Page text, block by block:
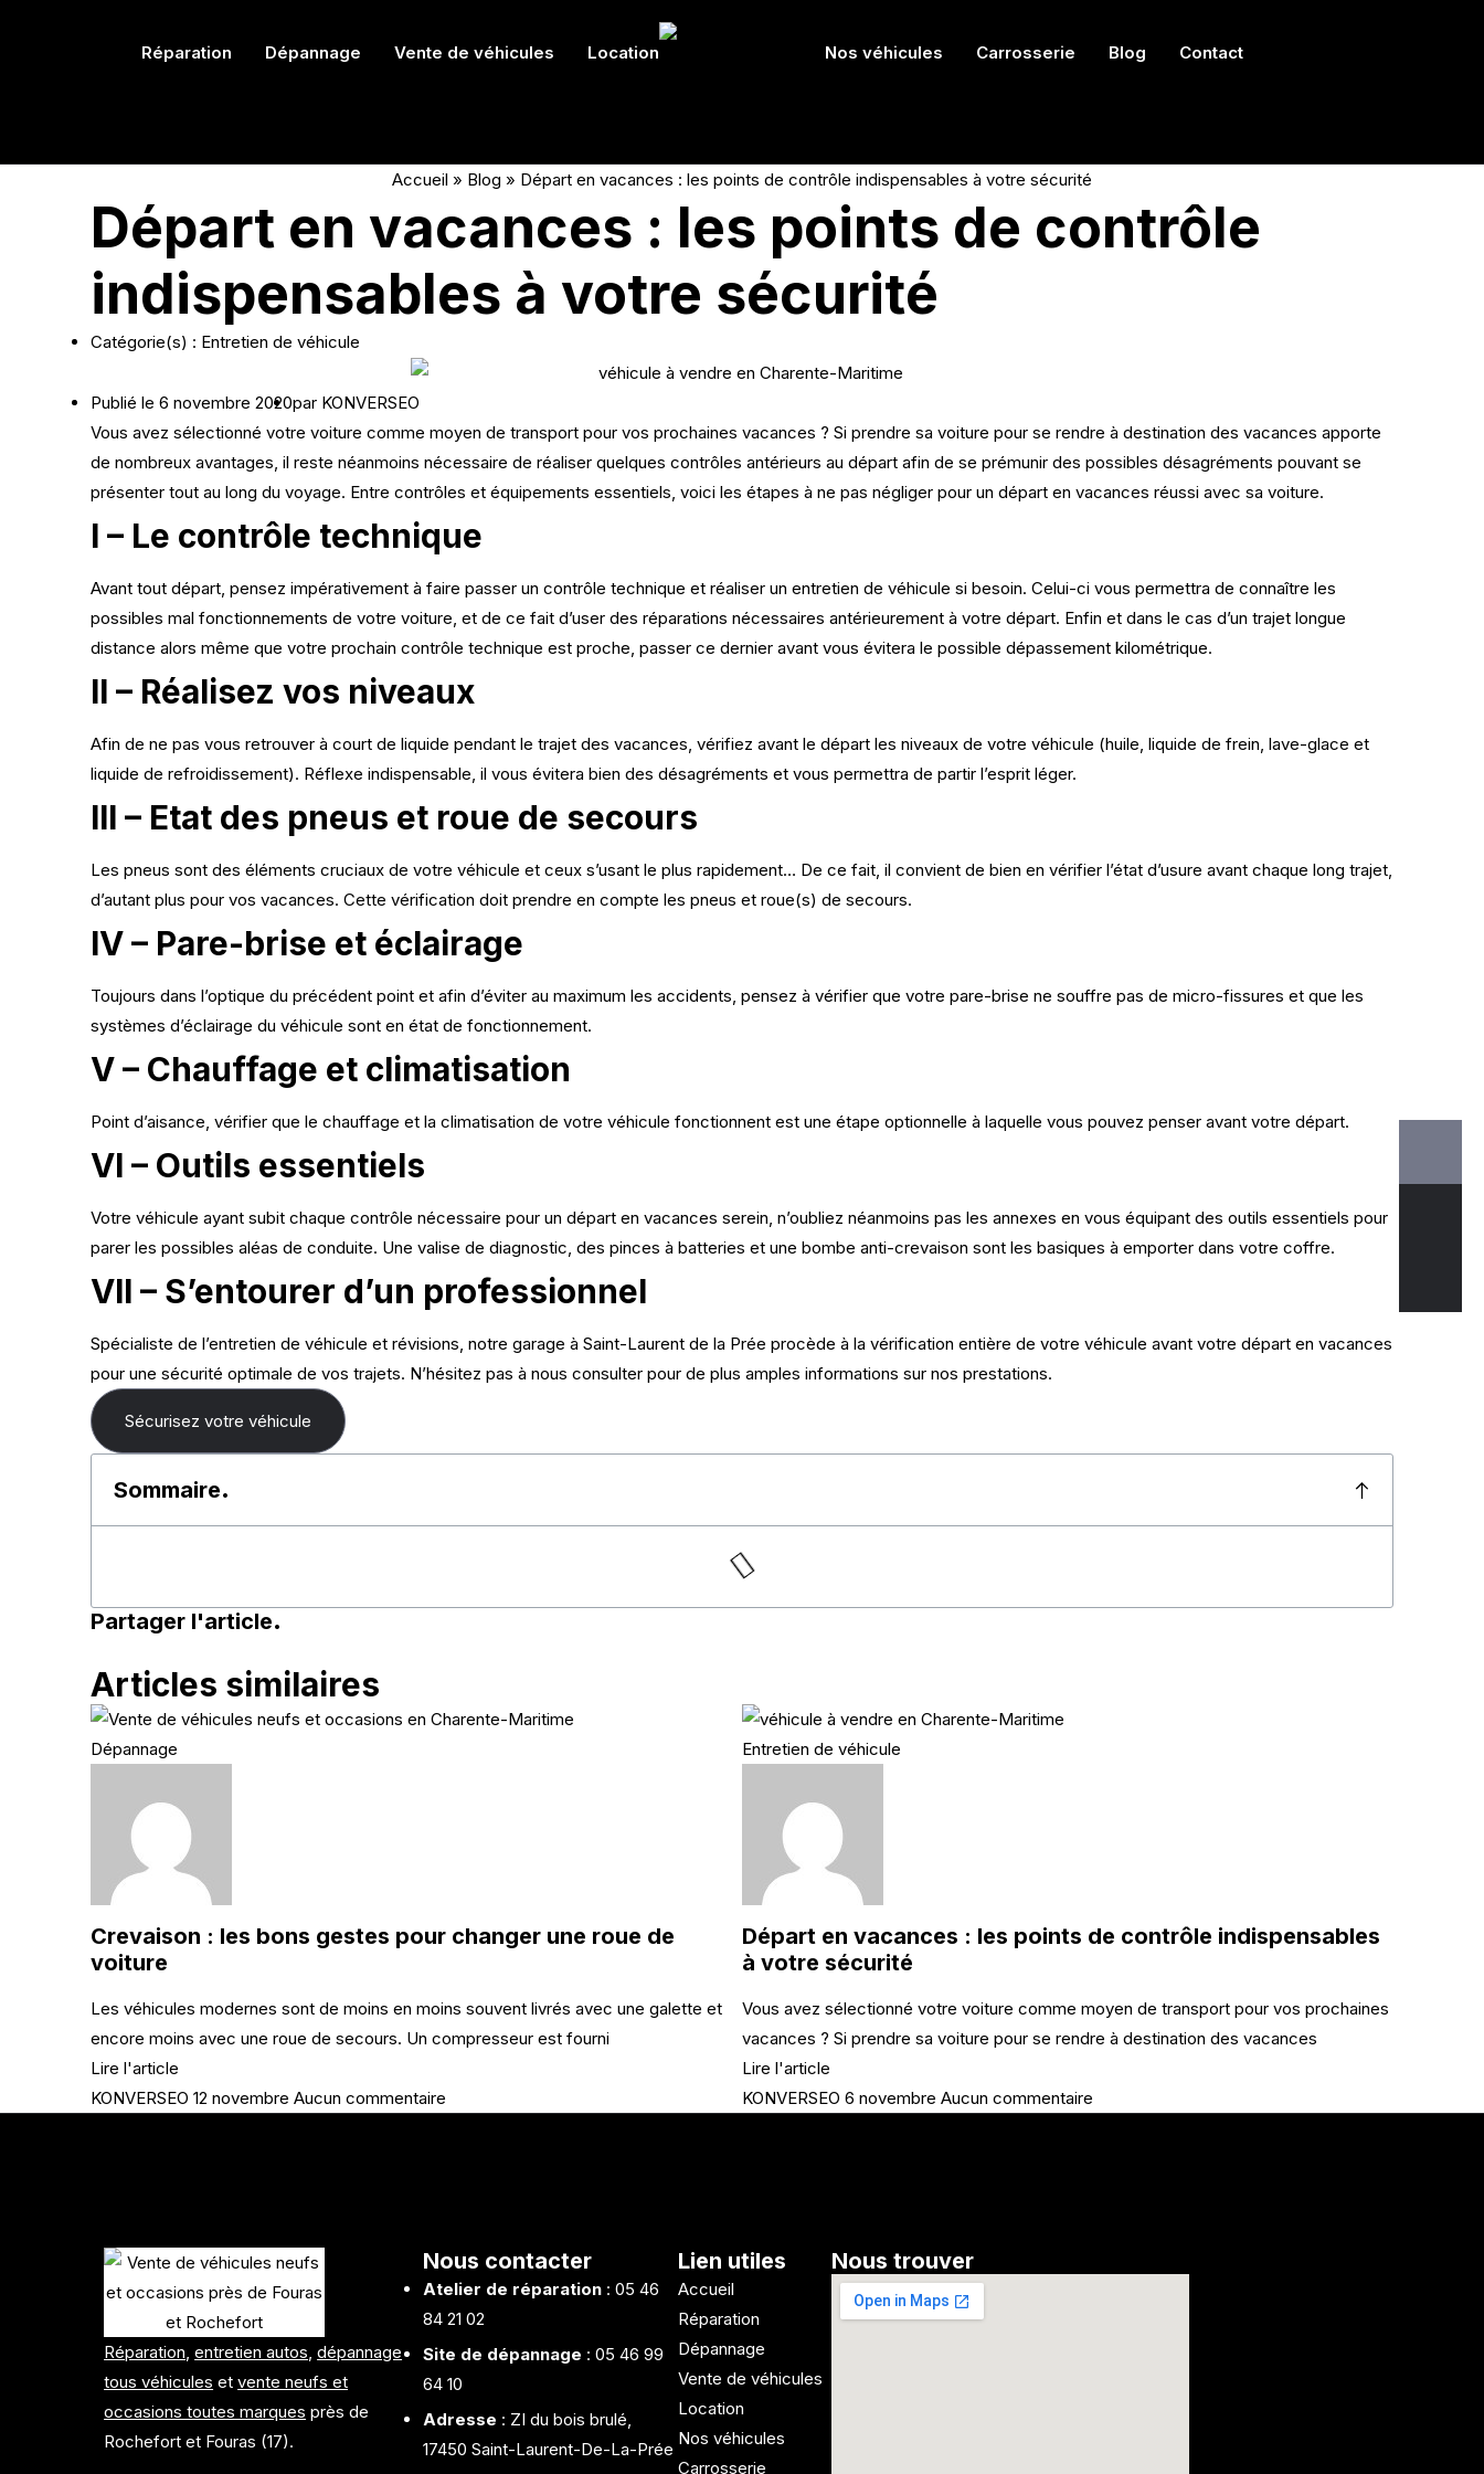
Réparation Dépannage Vente de véhicules Location Nos véhicules Carrosserie Blog Contact
Accueil » Blog » Départ en vacances : les points de contrôle indispensables à votre sécurité
Départ en vacances : les points de contrôle
indispensables à votre sécurité
Catégorie(s) : Entretien de véhicule
Publié le 6 novembre 2020par KONVERSEO
Vous avez sélectionné votre voiture comme moyen de transport pour vos prochaines vacances ? Si prendre sa voiture pour se rendre à destination des vacances apporte
de nombreux avantages, il reste néanmoins nécessaire de réaliser quelques contrôles antérieurs au départ afin de se prémunir des possibles désagréments pouvant se
présenter tout au long du voyage. Entre contrôles et équipements essentiels, voici les étapes à ne pas négliger pour un départ en vacances réussi avec sa voiture.
I – Le contrôle technique
Avant tout départ, pensez impérativement à faire passer un contrôle technique et réaliser un entretien de véhicule si besoin. Celui-ci vous permettra de connaître les
possibles mal fonctionnements de votre voiture, et de ce fait d’user des réparations nécessaires antérieurement à votre départ. Enfin et dans le cas d’un trajet longue
distance alors même que votre prochain contrôle technique est proche, passer ce dernier avant vous évitera le possible dépassement kilométrique.
II – Réalisez vos niveaux
Afin de ne pas vous retrouver à court de liquide pendant le trajet des vacances, vérifiez avant le départ les niveaux de votre véhicule (huile, liquide de frein, lave-glace et
liquide de refroidissement). Réflexe indispensable, il vous évitera bien des désagréments et vous permettra de partir l’esprit léger.
III – Etat des pneus et roue de secours
Les pneus sont des éléments cruciaux de votre véhicule et ceux s’usant le plus rapidement… De ce fait, il convient de bien en vérifier l’état d’usure avant chaque long trajet,
d’autant plus pour vos vacances. Cette vérification doit prendre en compte les pneus et roue(s) de secours.
IV – Pare-brise et éclairage
Toujours dans l’optique du précédent point et afin d’éviter au maximum les accidents, pensez à vérifier que votre pare-brise ne souffre pas de micro-fissures et que les
systèmes d’éclairage du véhicule sont en état de fonctionnement.
V – Chauffage et climatisation
Point d’aisance, vérifier que le chauffage et la climatisation de votre véhicule fonctionnent est une étape optionnelle à laquelle vous pouvez penser avant votre départ.
VI – Outils essentiels
Votre véhicule ayant subit chaque contrôle nécessaire pour un départ en vacances serein, n’oubliez néanmoins pas les annexes en vous équipant des outils essentiels pour
parer les possibles aléas de conduite. Une valise de diagnostic, des pinces à batteries et une bombe anti-crevaison sont les basiques à emporter dans votre coffre.
VII – S’entourer d’un professionnel
Spécialiste de l’entretien de véhicule et révisions, notre garage à Saint-Laurent de la Prée procède à la vérification entière de votre véhicule avant votre départ en vacances
pour une sécurité optimale de vos trajets. N’hésitez pas à nous consulter pour de plus amples informations sur nos prestations.
Sécurisez votre véhicule
Sommaire.
Partager l'article.
Articles similaires
Dépannage
Crevaison : les bons gestes pour changer une roue de
voiture
Les véhicules modernes sont de moins en moins souvent livrés avec une galette et
encore moins avec une roue de secours. Un compresseur est fourni
Lire l'article
KONVERSEO 12 novembre Aucun commentaire
Entretien de véhicule
Départ en vacances : les points de contrôle indispensables
à votre sécurité
Vous avez sélectionné votre voiture comme moyen de transport pour vos prochaines
vacances ? Si prendre sa voiture pour se rendre à destination des vacances
Lire l'article
KONVERSEO 6 novembre Aucun commentaire
Réparation,entretien autos,dépannage
tous véhicules etvente neufs et
occasions toutes marques près de
Rochefort et Fouras (17).
Nous contacter
Atelier de réparation : 05 46
84 21 02
Site de dépannage : 05 46 99
64 10
Adresse : ZI du bois brulé,
17450 Saint-Laurent-De-La-Prée
Lien utiles
Accueil
Réparation
Dépannage
Vente de véhicules
Location
Nos véhicules
Carrosserie
Nous trouver